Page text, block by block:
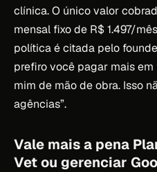
clínica. O único valor
mensal fixo de R$ 1.497/
política é citada pelo
prefiro você pagar mais
mim de mão de obra. Isso
agências”.
Vale mais a pena
Vet ou gerenciar